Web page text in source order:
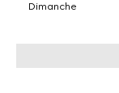
Dimanche